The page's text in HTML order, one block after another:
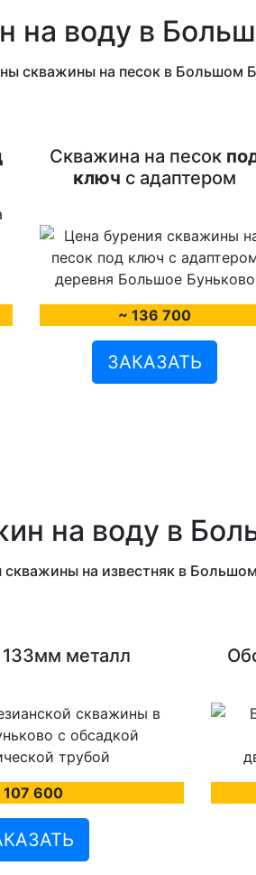
на воду в
скважины на песок в Большом
Скважина на песок
ключ с адаптером
~ 136 700
ЗАКАЗАТЬ
на воду в
скважины на известняк в
металл
107 600